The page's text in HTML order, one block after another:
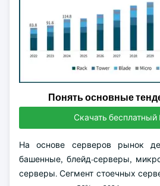
Понять основные
Скачать бесплатный
На основе серверов рынок
башенные, блейд-серверы,
серверы. Сегмент стоечных